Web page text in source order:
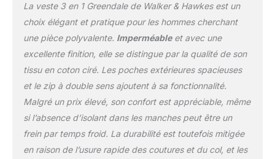
La veste 3 en 1 Greendale de Walker & Hawkes est un
choix élégant et pratique pour les hommes cherchant
une pièce polyvalente. Imperméableet avec une
excellente finition, elle se distingue par la qualité de son
tissu en coton ciré. Les poches extérieures spacieuses
et le zip à double sens ajoutent à sa fonctionnalité.
Malgré un prix élevé, son confort est appréciable, même
si l’absence d’isolant dans les manches peut être un
frein par temps froid. La durabilité est toutefois mitigée
en raison de l’usure rapide des coutures et du col, et les